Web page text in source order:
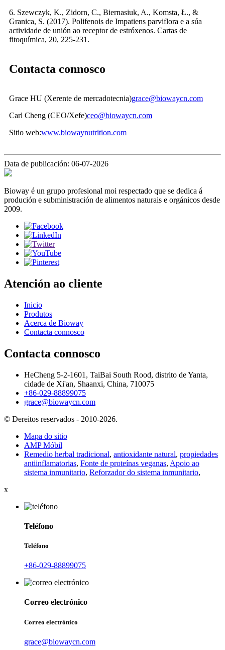
6. Szewczyk, K., Zidorn, C., Biernasiuk, A., Komsta, Ł., &
Granica, S. (2017). Polifenois de Impatiens parviflora e a súa
actividade de unión ao receptor de estróxenos. Cartas de
fitoquímica, 20, 225-231.
Contacta connosco
Grace HU (Xerente de mercadotecnia)grace@biowaycn.com
Carl Cheng (CEO/Xefe)ceo@biowaycn.com
Sitio web:www.biowaynutrition.com
Data de publicación: 06-07-2026
Bioway é un grupo profesional moi respectado que se dedica á
produción e subministración de alimentos naturais e orgánicos desde
2009.
Atención ao cliente
Inicio
Produtos
Acerca de Bioway
Contacta connosco
Contacta connosco
HeCheng 5-2-1601, TaiBai South Rood, distrito de Yanta,
cidade de Xi'an, Shaanxi, China, 710075
+86-029-88899075
grace@biowaycn.com
© Dereitos reservados - 2010-2026.
Mapa do sitio
AMP Móbil
Remedio herbal tradicional, antioxidante natural, propiedades
antiinflamatorias, Fonte de proteínas veganas, Apoio ao
sistema inmunitario, Reforzador do sistema inmunitario,
x
Teléfono
Teléfono
+86-029-88899075
Correo electrónico
Correo electrónico
grace@biowaycn.com